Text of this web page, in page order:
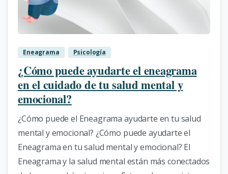
Eneagrama Psicología
¿Cómo puede ayudarte el eneagrama
en el cuidado de tu salud mental y
emocional?
¿Cómo puede el Eneagrama ayudarte en tu salud
mental y emocional? ¿Cómo puede ayudarte el
Eneagrama en tu salud mental y emocional? El
Eneagrama y la salud mental están más conectados